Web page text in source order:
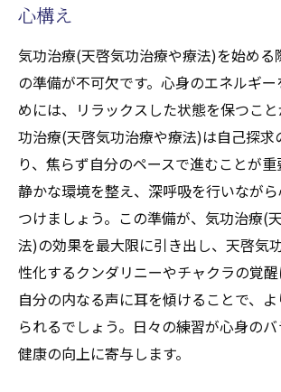
心構え
気功治療(天啓気功治療や療法)を始める
の準備が不可欠です。心身のエネルギ
めには、リラックスした状態を保つこ
功治療(天啓気功治療や療法)は自己探求
り、焦らず自分のペースで進むことが
静かな環境を整え、深呼吸を行いなが
つけましょう。この準備が、気功治療(
法)の効果を最大限に引き出し、天啓気
性化するクンダリニーやチャクラの覚醒
自分の内なる声に耳を傾けることで、
られるでしょう。日々の練習が心身のバ
健康の向上に寄与します。